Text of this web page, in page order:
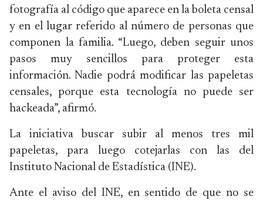
fotografía al código que aparece en la boleta censal
y en el lugar referido al número de personas que
componen la familia. “Luego, deben seguir unos
pasos muy sencillos para proteger esta
información. Nadie podrá modificar las papeletas
censales, porque esta tecnología no puede ser
hackeada”, afirmó.
La iniciativa buscar subir al menos tres mil
papeletas, para luego cotejarlas con las del
Instituto Nacional de Estadística (INE).
Ante el aviso del INE, en sentido de que no se